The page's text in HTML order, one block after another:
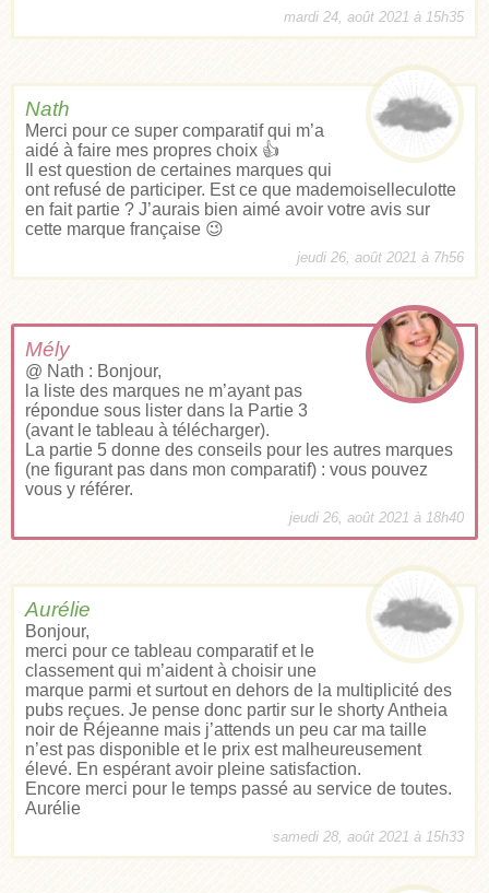
mardi 24, août 2021 à 15h35
Nath
Merci pour ce super comparatif qui m’a
aidé à faire mes propres choix 👍
Il est question de certaines marques qui
ont refusé de participer. Est ce que mademoiselleculotte
en fait partie ? J’aurais bien aimé avoir votre avis sur
cette marque française 😉
jeudi 26, août 2021 à 7h56
Mély
@ Nath : Bonjour,
la liste des marques ne m’ayant pas
répondue sous lister dans la Partie 3
(avant le tableau à télécharger).
La partie 5 donne des conseils pour les autres marques
(ne figurant pas dans mon comparatif) : vous pouvez
vous y référer.
jeudi 26, août 2021 à 18h40
Aurélie
Bonjour,
merci pour ce tableau comparatif et le
classement qui m’aident à choisir une
marque parmi et surtout en dehors de la multiplicité des
pubs reçues. Je pense donc partir sur le shorty Antheia
noir de Réjeanne mais j’attends un peu car ma taille
n’est pas disponible et le prix est malheureusement
élevé. En espérant avoir pleine satisfaction.
Encore merci pour le temps passé au service de toutes.
Aurélie
samedi 28, août 2021 à 15h33